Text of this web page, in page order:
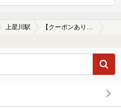
上星川駅 【クーポンあり】美肌の湯が楽しめる上星川駅近くの温泉、日帰り温泉、スーパー銭湯おすすめ